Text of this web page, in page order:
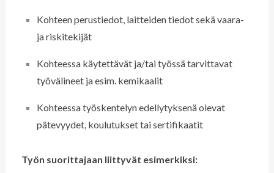
Kohteen perustiedot, laitteiden tiedot sekä vaara-
ja riskitekijät
Kohteessa käytettävät ja/tai työssä tarvittavat
työvälineet ja esim. kemikaalit
Kohteessa työskentelyn edellytyksenä olevat
pätevyydet, koulutukset tai sertifikaatit
Työn suorittajaan liittyvät esimerkiksi: